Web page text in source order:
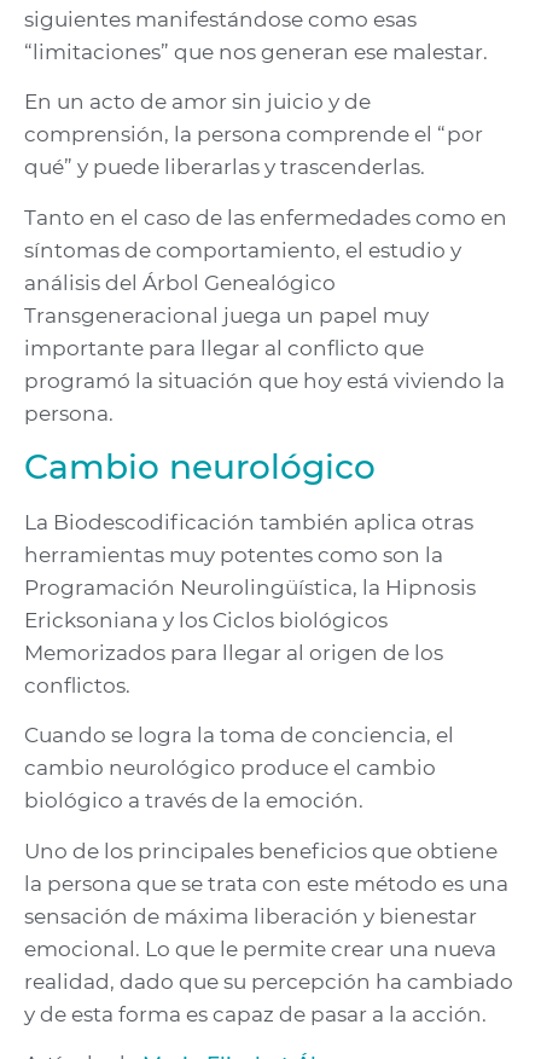
siguientes manifestándose como esas
“limitaciones” que nos generan ese malestar.
En un acto de amor sin juicio y de
comprensión, la persona comprende el “por
qué” y puede liberarlas y trascenderlas.
Tanto en el caso de las enfermedades como en
síntomas de comportamiento, el estudio y
análisis del Árbol Genealógico
Transgeneracional juega un papel muy
importante para llegar al conflicto que
programó la situación que hoy está viviendo la
persona.
Cambio neurológico
La Biodescodificación también aplica otras
herramientas muy potentes como son la
Programación Neurolingüística, la Hipnosis
Ericksoniana y los Ciclos biológicos
Memorizados para llegar al origen de los
conflictos.
Cuando se logra la toma de conciencia, el
cambio neurológico produce el cambio
biológico a través de la emoción.
Uno de los principales beneficios que obtiene
la persona que se trata con este método es una
sensación de máxima liberación y bienestar
emocional. Lo que le permite crear una nueva
realidad, dado que su percepción ha cambiado
y de esta forma es capaz de pasar a la acción.